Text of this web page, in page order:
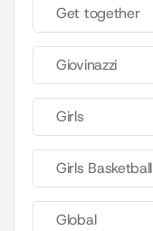
Get together
Giovinazzi
Girls
Girls Basketball
Global